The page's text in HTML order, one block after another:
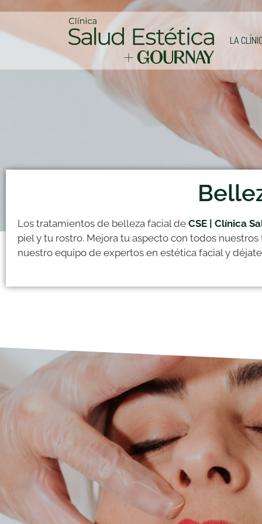
LA
Los tratamientos de belleza facial de CSE | Clínica
piel y tu rostro. Mejora tu aspecto con todos
nuestro equipo de expertos en estética facial y déjate